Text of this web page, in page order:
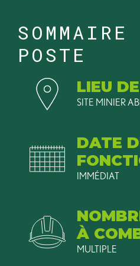
SOMMAIRE
POSTE
LIEU
SITE MINIER
DATE
IMMÉDIAT
À
MULTIPLE